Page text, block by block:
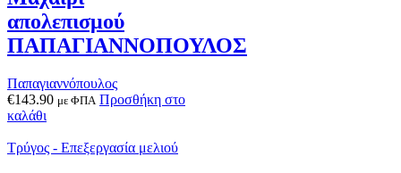
απολεπισμού
ΠΑΠΑΓΙΑΝΝΟΠΟΥΛΟΣ
Παπαγιαννόπουλος
€143.90 με ΦΠΑ Προσθήκη στο
καλάθι
Τρύγος - Επεξεργασία μελιού